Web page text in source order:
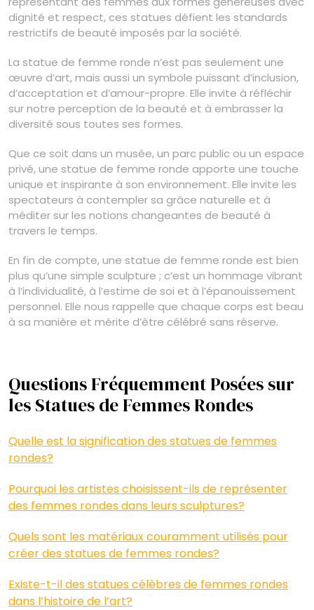
dignité et respect, ces statues défient les standards
restrictifs de beauté imposés par la société.
La statue de femme ronde n’est pas seulement une
œuvre d’art, mais aussi un symbole puissant d’inclusion,
d’acceptation et d’amour-propre. Elle invite à réfléchir
sur notre perception de la beauté et à embrasser la
diversité sous toutes ses formes.
Que ce soit dans un musée, un parc public ou un espace
privé, une statue de femme ronde apporte une touche
unique et inspirante à son environnement. Elle invite les
spectateurs à contempler sa grâce naturelle et à
méditer sur les notions changeantes de beauté à
travers le temps.
En fin de compte, une statue de femme ronde est bien
plus qu’une simple sculpture ; c’est un hommage vibrant
à l’individualité, à l’estime de soi et à l’épanouissement
personnel. Elle nous rappelle que chaque corps est beau
à sa manière et mérite d’être célébré sans réserve.
Questions Fréquemment Posées sur
les Statues de Femmes Rondes
Quelle est la signification des statues de femmes
rondes?
Pourquoi les artistes choisissent-ils de représenter
des femmes rondes dans leurs sculptures?
Quels sont les matériaux couramment utilisés pour
créer des statues de femmes rondes?
Existe-t-il des statues célèbres de femmes rondes
dans l’histoire de l’art?